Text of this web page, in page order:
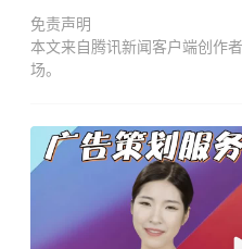
免责声明
本文来自腾讯新闻客户端创作
场。